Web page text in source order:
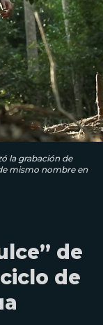
la grabación de
mismo nombre en
de
de